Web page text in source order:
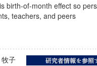
birth-of-month effect so
teachers, and peers
牧子